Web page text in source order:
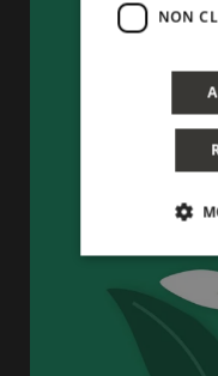
NON